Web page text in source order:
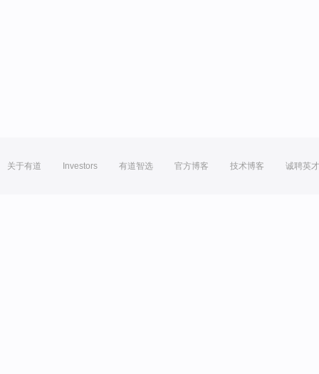
关于有道 Investors 有道智选 官方博客 技术博客 诚聘英才